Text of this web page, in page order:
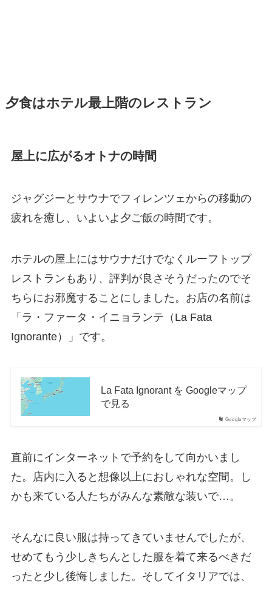
夕食はホテル最上階のレストラン
屋上に広がるオトナの時間
ジャグジーとサウナでフィレンツェからの移動の
疲れを癒し、いよいよ夕ご飯の時間です。
ホテルの屋上にはサウナだけでなくルーフトップ
レストランもあり、評判が良さそうだったのでそ
ちらにお邪魔することにしました。お店の名前は
「ラ・ファータ・イニョランテ（La Fata
Ignorante）」です。
Googleマップ
La Fata Ignorant を Googleマップ
で見る
直前にインターネットで予約をして向かいまし
た。店内に入ると想像以上におしゃれな空間。し
かも来ている人たちがみんな素敵な装いで…。
そんなに良い服は持ってきていませんでしたが、
せめてもう少しきちんとした服を着て来るべきだ
ったと少し後悔しました。そしてイタリアでは、